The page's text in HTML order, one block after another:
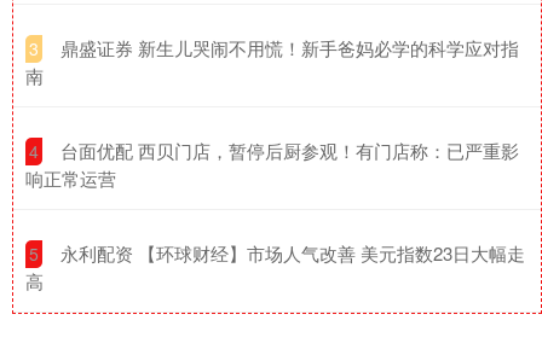
3
​鼎盛证券 新生儿哭闹不用慌！新手爸妈必学的科学应对指
南
4
​台面优配 西贝门店，暂停后厨参观！有门店称：已严重影
响正常运营
5
​永利配资 【环球财经】市场人气改善 美元指数23日大幅走
高